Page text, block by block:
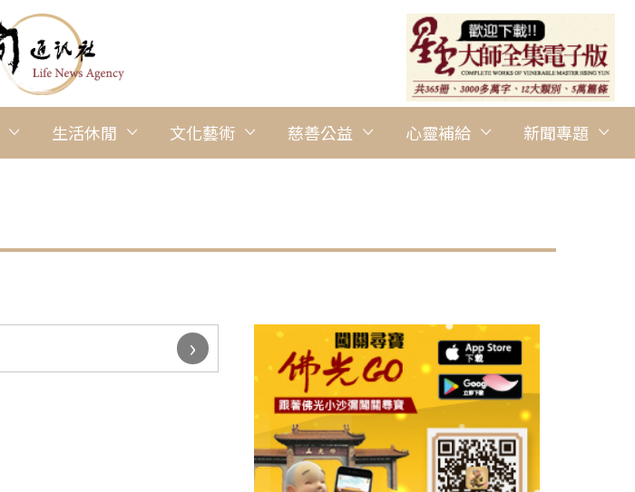
生活休閒 文化藝術 慈善公益 心靈補給 新聞專題
圖說：划龍舟必須同心協力、聽從節奏指揮，才能讓龍舟平穩前
›